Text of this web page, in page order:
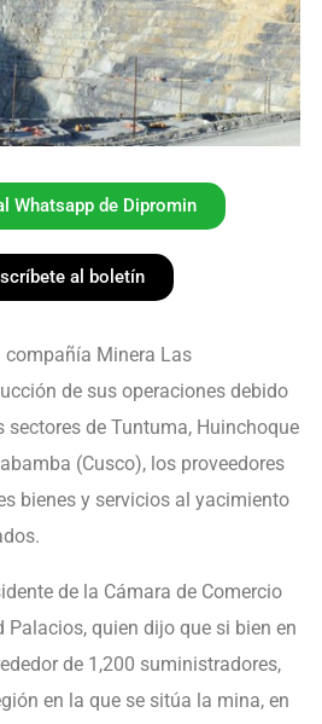
Whatsapp de Dipromin
al boletín
compañía Minera Las
de sus operaciones debido
sectores de Tuntuma, Huinchoque
(Cusco), los proveedores
bienes y servicios al yacimiento
de la Cámara de Comercio
Palacios, quien dijo que si bien en
de 1,200 suministradores,
en la que se sitúa la mina, en